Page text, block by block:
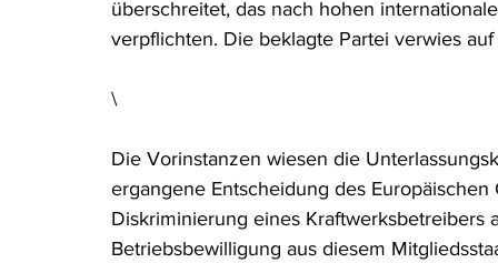
überschreitet, das nach hohen
verpflichten. Die beklagte Partei verwies
\
Die Vorinstanzen wiesen die
ergangene Entscheidung des
Diskriminierung eines
Betriebsbewilligung aus diesem